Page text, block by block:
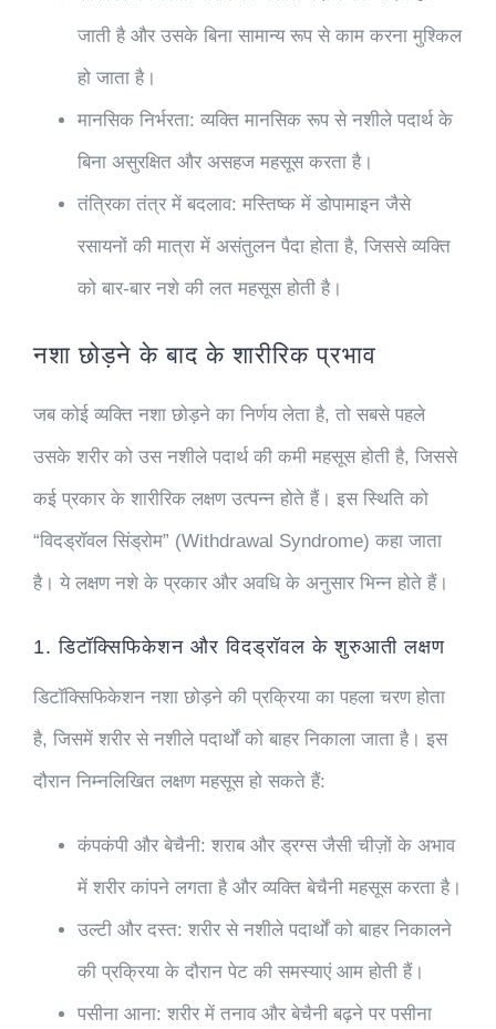
जाती है और उसके बिना सामान्य रूप से काम करना मुश्किल
हो जाता है।
मानसिक निर्भरता: व्यक्ति मानसिक रूप से नशीले पदार्थ के
बिना असुरक्षित और असहज महसूस करता है।
तंत्रिका तंत्र में बदलाव: मस्तिष्क में डोपामाइन जैसे
रसायनों की मात्रा में असंतुलन पैदा होता है, जिससे व्यक्ति
को बार-बार नशे की लत महसूस होती है।
नशा छोड़ने के बाद के शारीरिक प्रभाव
जब कोई व्यक्ति नशा छोड़ने का निर्णय लेता है, तो सबसे पहले
उसके शरीर को उस नशीले पदार्थ की कमी महसूस होती है, जिससे
कई प्रकार के शारीरिक लक्षण उत्पन्न होते हैं। इस स्थिति को
“विदड्रॉवल सिंड्रोम” (Withdrawal Syndrome) कहा जाता
है। ये लक्षण नशे के प्रकार और अवधि के अनुसार भिन्न होते हैं।
1. डिटॉक्सिफिकेशन और विदड्रॉवल के शुरुआती लक्षण
डिटॉक्सिफिकेशननशा छोड़ने की प्रक्रिया का पहला चरण होता
है, जिसमें शरीर से नशीले पदार्थों को बाहर निकाला जाता है। इस
दौरान निम्नलिखित लक्षण महसूस हो सकते हैं:
कंपकंपी और बेचैनी: शराब और ड्रग्स जैसी चीज़ों के अभाव
में शरीर कांपने लगता है और व्यक्ति बेचैनी महसूस करता है।
उल्टी और दस्त: शरीर से नशीले पदार्थों को बाहर निकालने
की प्रक्रिया के दौरान पेट की समस्याएं आम होती हैं।
पसीना आना: शरीर में तनाव और बेचैनी बढ़ने पर पसीना